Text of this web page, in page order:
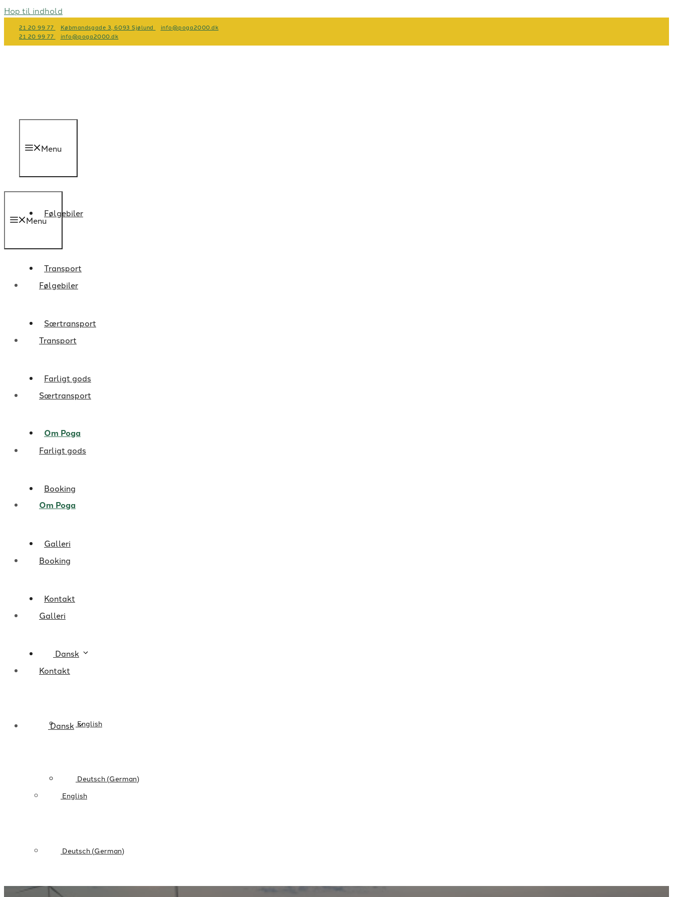
Hop til indhold
21 20 99 77 Købmandsgade 3, 6093 Sjølund
info@poga2000.dk
21 20 99 77
info@poga2000.dk
Menu
Følgebiler
Transport
Særtransport
Farligt gods
Om Poga
Booking
Galleri
Kontakt
Dansk
English
Deutsch (German)
Menu
Følgebiler
Transport
Særtransport
Farligt gods
Om Poga
Booking
Galleri
Kontakt
Dansk
English
Deutsch (German)